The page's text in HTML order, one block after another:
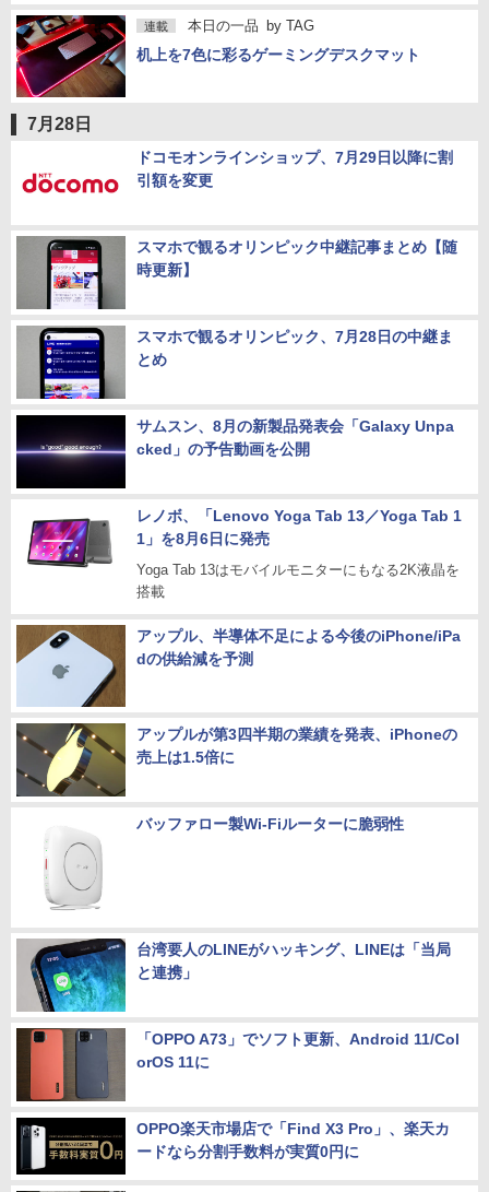
連載 本日の一品 by TAG
机上を7色に彩るゲーミングデスクマット
7月28日
ドコモオンラインショップ、7月29日以降に割
引額を変更
スマホで観るオリンピック中継記事まとめ【随
時更新】
スマホで観るオリンピック、7月28日の中継ま
とめ
サムスン、8月の新製品発表会「Galaxy Unpa
cked」の予告動画を公開
レノボ、「Lenovo Yoga Tab 13／Yoga Tab 1
1」を8月6日に発売
Yoga Tab 13はモバイルモニターにもなる2K液晶を
搭載
アップル、半導体不足による今後のiPhone/iPa
dの供給減を予測
アップルが第3四半期の業績を発表、iPhoneの
売上は1.5倍に
バッファロー製Wi-Fiルーターに脆弱性
台湾要人のLINEがハッキング、LINEは「当局
と連携」
「OPPO A73」でソフト更新、Android 11/Col
orOS 11に
OPPO楽天市場店で「Find X3 Pro」、楽天カ
ードなら分割手数料が実質0円に